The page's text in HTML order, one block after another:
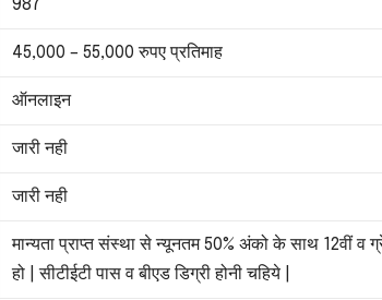
987
45,000 – 55,000 रुपए प्रतिमाह
ऑनलाइन
जारी नही
जारी नही
मान्यता प्राप्त संस्था से न्यूनतम 50% अंको के साथ 12वीं व
हो | सीटीईटी पास व बीएड डिग्री होनी चहिये |